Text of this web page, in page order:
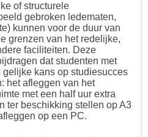
of structurele
gebroken ledematen,
kunnen voor de duur van
grenzen van het redelijke,
faciliteiten. Deze
dat studenten met
kans op studiesucces
het afleggen van het
met een half uur extra
ter beschikking stellen op A3
op een PC.